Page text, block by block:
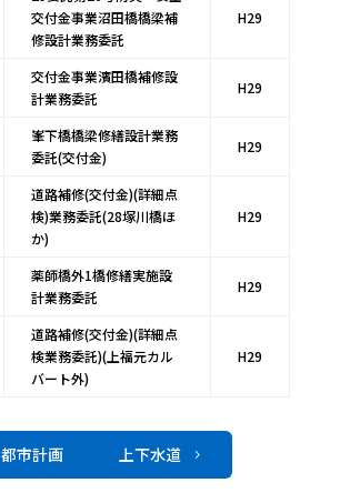
交付金事業沼田橋橋梁補
修設計業務委託
H29
交付金事業濱田橋補修設
計業務委託
H29
峯下橋橋梁修繕設計業務
委託(交付金)
H29
道路補修(交付金)(詳細点
検)業務委託(28塚川橋ほ
か)
H29
薬師橋外1橋修繕実施設
計業務委託
H29
道路補修(交付金)(詳細点
検業務委託)(上福元カル
バート外)
H29
都市計画 上下水道 5